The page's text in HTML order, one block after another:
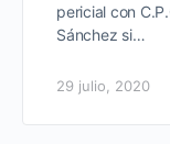
pericial con
Sánchez si…
29 julio, 2020